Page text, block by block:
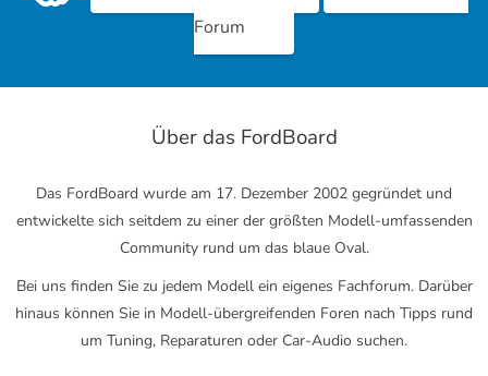
Forum
Über das FordBoard
Das FordBoard wurde am 17. Dezember 2002 gegründet und
entwickelte sich seitdem zu einer der größten Modell-umfassenden
Community rund um das blaue Oval.
Bei uns finden Sie zu jedem Modell ein eigenes Fachforum. Darüber
hinaus können Sie in Modell-übergreifenden Foren nach Tipps rund
um Tuning, Reparaturen oder Car-Audio suchen.